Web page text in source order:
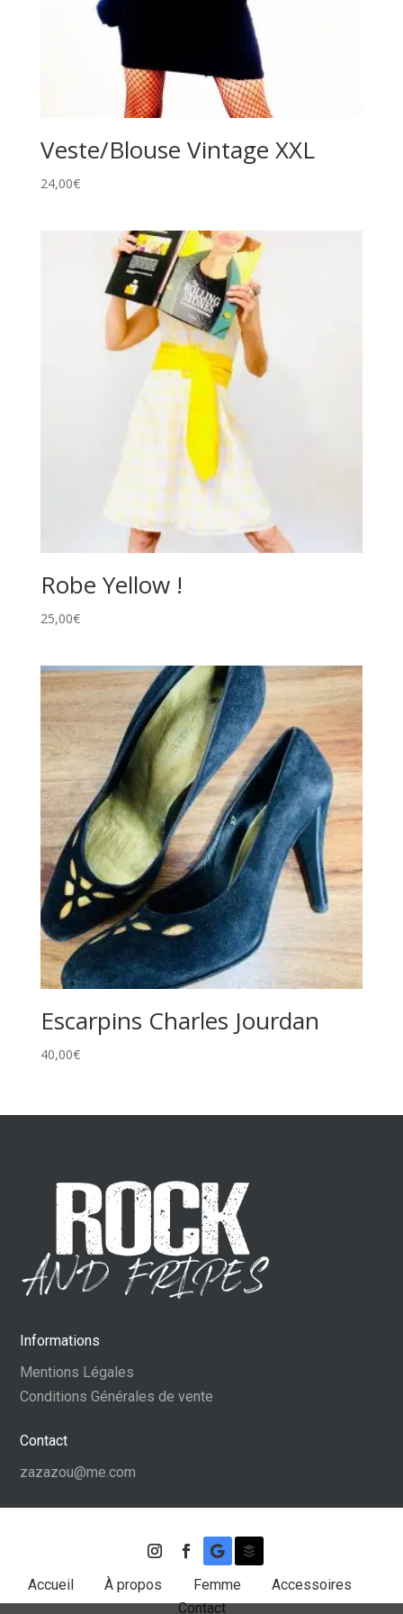
Veste/Blouse Vintage XXL
24,00€
Robe Yellow !
25,00€
Escarpins Charles Jourdan
40,00€
Informations
Mentions Légales
Conditions Générales de vente
Contact
zazazou@me.com
Accueil À propos Femme
Accessoires
Contact